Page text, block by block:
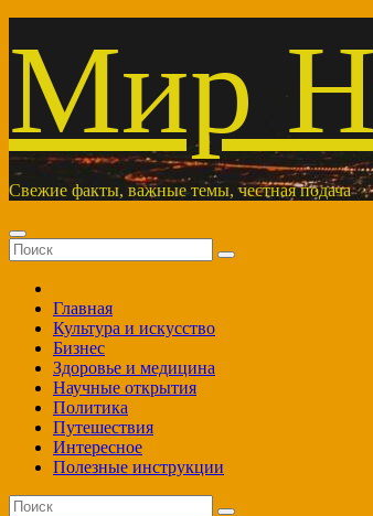
к
содержимому
Мир
Свежие факты, важные темы, честная подача
Главная
Культура и искусство
Бизнес
Здоровье и медицина
Научные открытия
Политика
Путешествия
Интересное
Полезные инструкции